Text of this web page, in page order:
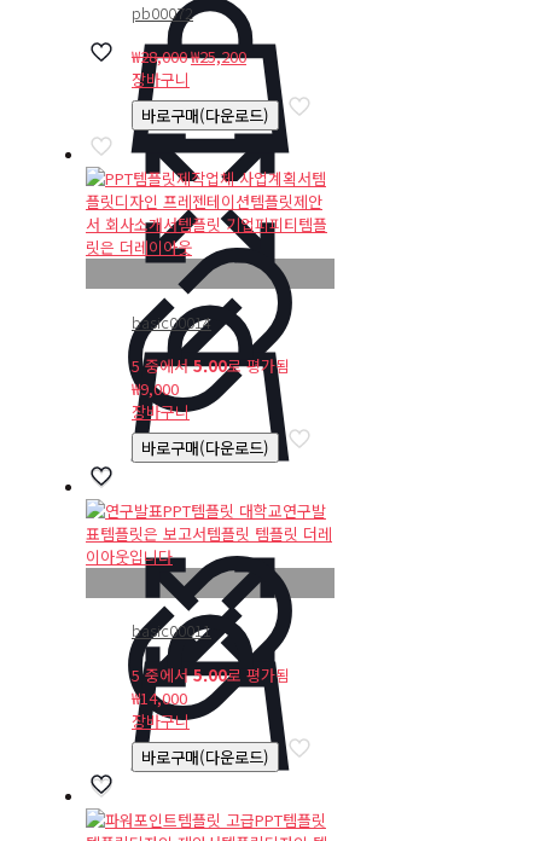
pb00072
₩28,000원
가
격:
₩28,000.
₩25,200현
가
격:
₩25,200.
장바구니
바로구매(다운로드)
basic00014
5 중에서5.00로 평가됨
₩9,000
장바구니
바로구매(다운로드)
basic00011
5 중에서5.00로 평가됨
₩14,000
장바구니
바로구매(다운로드)